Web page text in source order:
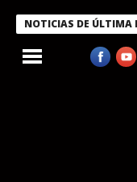
NOTICIAS DE ÚLTIMA
condecora a